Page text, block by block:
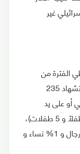
غير
الفترة من
1/10/2015 الى 30/9/2016 أشار الى إستشهاد 235
أو على يد
المستوطنين (168 رجلاً و14 امرأة و 48 طفلاً و 5 طفلات)،
فيما أصيب 16556 شخصاً بجروح (82% رجال و 1% نساء و